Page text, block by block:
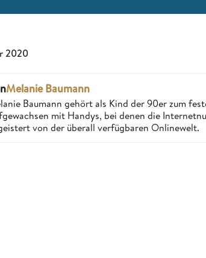
2020
Melanie Baumann
Baumann gehört als Kind der 90er zum
mit Handys, bei denen die
von der überall verfügbaren Onlinewelt.